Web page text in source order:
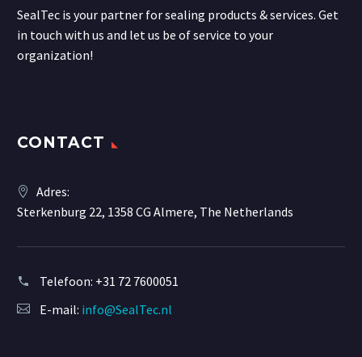
SealTec is your partner for sealing products & services. Get
in touch with us and let us be of service to your
organization!
CONTACT
Adres:
Sterkenburg 22, 1358 CG Almere, The Netherlands
Telefoon: +31 72 7600051
E-mail: info@SealTec.nl